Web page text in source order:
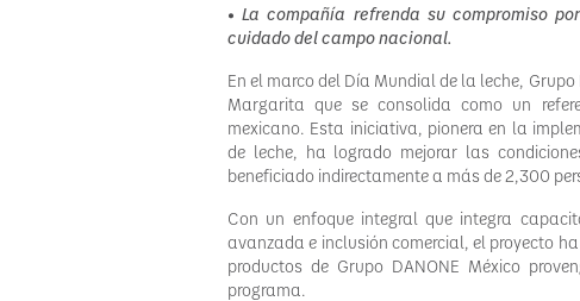
• La compañía refrenda su compromiso
cuidado del campo nacional.
En el marco del Día Mundial de la leche,
Margarita que se consolida como un
mexicano. Esta iniciativa, pionera en la
de leche, ha logrado mejorar las
beneficiado indirectamente a más de 2,300
Con un enfoque integral que integra
avanzada e inclusión comercial, el proyecto
productos de Grupo DANONE México
programa.